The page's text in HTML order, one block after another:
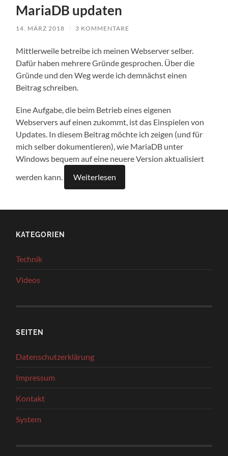
MariaDB updaten
14. MÄRZ 2018 / 3 KOMMENTARE
Mittlerweile betreibe ich meinen Webserver selber.
Dafür haben mehrere Gründe gesprochen. Über die
Gründe und den Weg werde ich demnächst einen
Beitrag schreiben.
Eine Aufgabe, die beim Betrieb eines eigenen
Webservers auf einen zukommt, ist das Einspielen von
Updates. In diesem Beitrag möchte ich zeigen (und für
mich selber dokumentieren), wie MariaDB unter
Windows bequem auf eine neuere Version aktualisiert
werden kann.
Weiterlesen
KATEGORIEN
Technik
Videos
SEITEN
Datenschutzerklärung
Impressum
Kontakt
System